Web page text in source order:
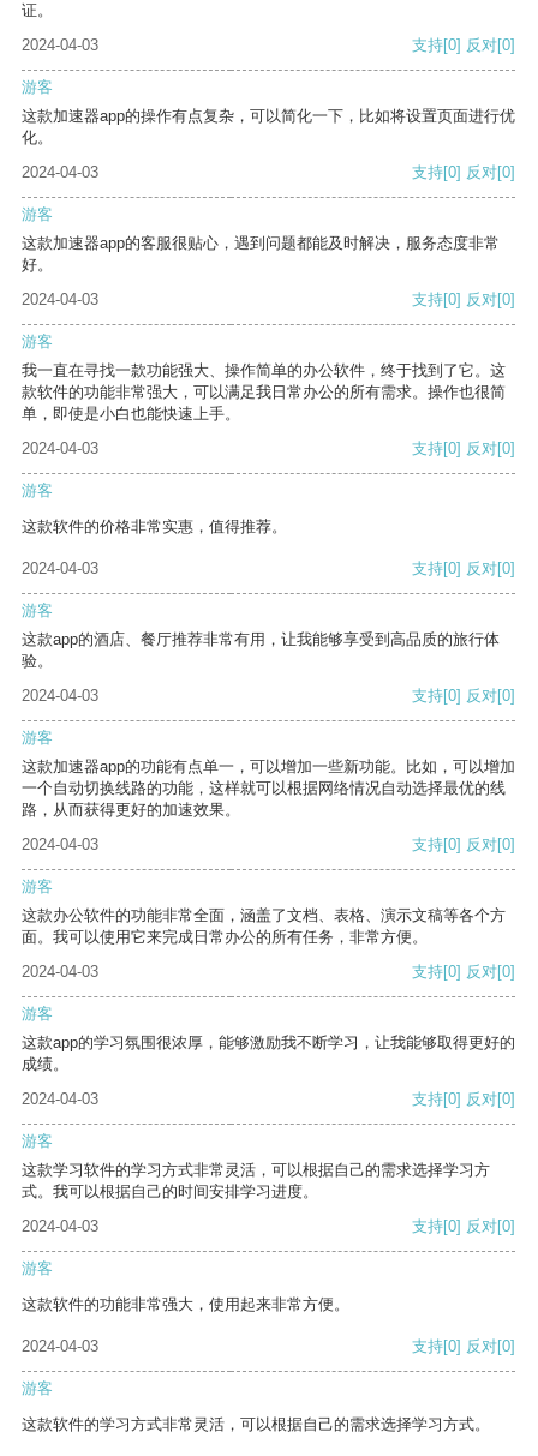
证。
2024-04-03
支持[0] 反对[0]
游客
这款加速器app的操作有点复杂，可以简化一下，比如将设置页面进行优
化。
2024-04-03
支持[0] 反对[0]
游客
这款加速器app的客服很贴心，遇到问题都能及时解决，服务态度非常
好。
2024-04-03
支持[0] 反对[0]
游客
我一直在寻找一款功能强大、操作简单的办公软件，终于找到了它。这
款软件的功能非常强大，可以满足我日常办公的所有需求。操作也很简
单，即使是小白也能快速上手。
2024-04-03
支持[0] 反对[0]
游客
这款软件的价格非常实惠，值得推荐。
2024-04-03 支持[0] 反对[0]
游客
这款app的酒店、餐厅推荐非常有用，让我能够享受到高品质的旅行体
验。
2024-04-03
支持[0] 反对[0]
游客
这款加速器app的功能有点单一，可以增加一些新功能。比如，可以增加
一个自动切换线路的功能，这样就可以根据网络情况自动选择最优的线
路，从而获得更好的加速效果。
2024-04-03
支持[0] 反对[0]
游客
这款办公软件的功能非常全面，涵盖了文档、表格、演示文稿等各个方
面。我可以使用它来完成日常办公的所有任务，非常方便。
2024-04-03
支持[0] 反对[0]
游客
这款app的学习氛围很浓厚，能够激励我不断学习，让我能够取得更好的
成绩。
2024-04-03
支持[0] 反对[0]
游客
这款学习软件的学习方式非常灵活，可以根据自己的需求选择学习方
式。我可以根据自己的时间安排学习进度。
2024-04-03
支持[0] 反对[0]
游客
这款软件的功能非常强大，使用起来非常方便。
2024-04-03 支持[0] 反对[0]
游客
这款软件的学习方式非常灵活，可以根据自己的需求选择学习方式。